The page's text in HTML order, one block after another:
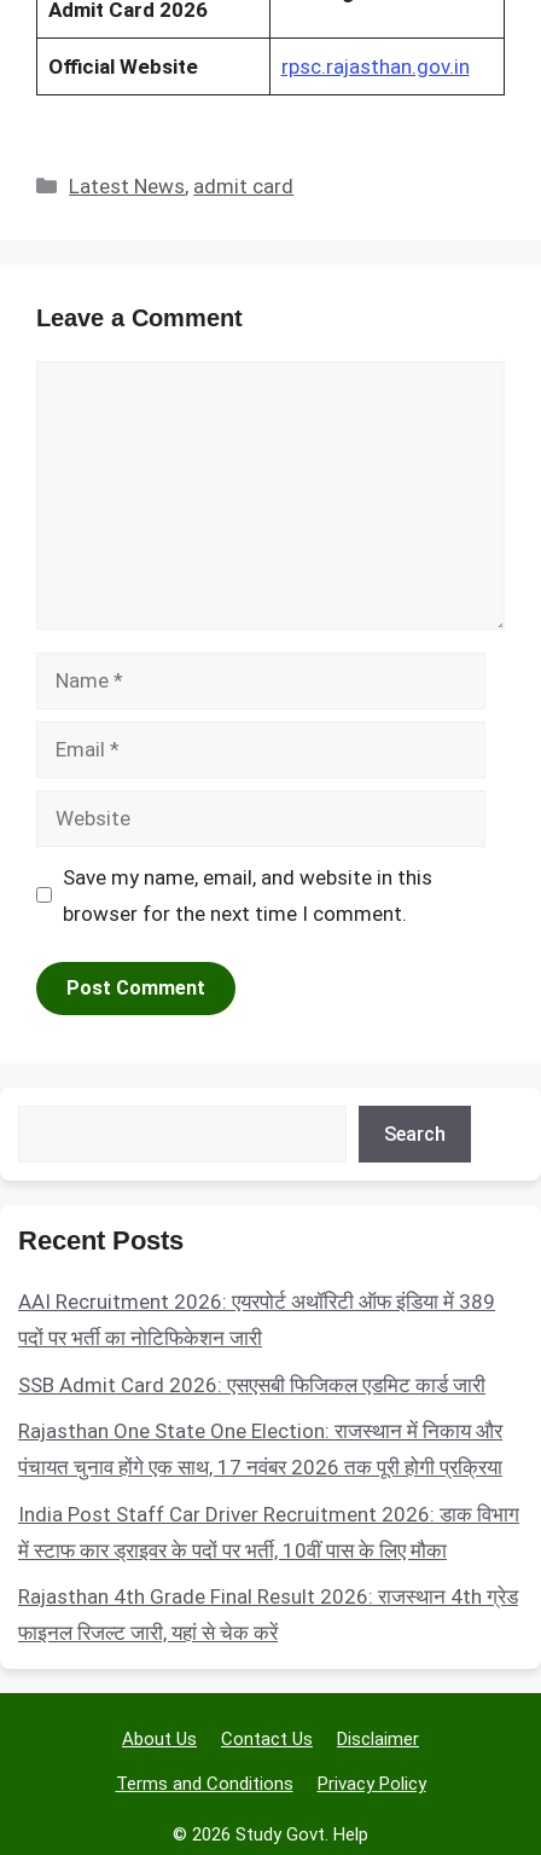
Admit Card 2026
Official Website rpsc.rajasthan.gov.in
Categories
Latest News, admit card
Leave a Comment
Name
Email
Website
Save my name, email, and website in this
browser for the next time I comment.
Search
Recent Posts
AAI Recruitment 2026: एयरपोर्ट अथॉरिटी ऑफ इंडिया में 389
पदों पर भर्ती का नोटिफिकेशन जारी
SSB Admit Card 2026: एसएसबी फिजिकल एडमिट कार्ड जारी
Rajasthan One State One Election: राजस्थान में निकाय और
पंचायत चुनाव होंगे एक साथ, 17 नवंबर 2026 तक पूरी होगी प्रक्रिया
India Post Staff Car Driver Recruitment 2026: डाक विभाग
में स्टाफ कार ड्राइवर के पदों पर भर्ती, 10वीं पास के लिए मौका
Rajasthan 4th Grade Final Result 2026: राजस्थान 4th ग्रेड
फाइनल रिजल्ट जारी, यहां से चेक करें
About Us Contact Us Disclaimer
Terms and Conditions Privacy Policy
© 2026 Study Govt. Help